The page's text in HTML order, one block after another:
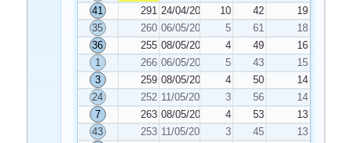
41
291 24/04/2024 10 42
19
35
260 06/05/2024 5 61
18
36
255 08/05/2024 4 49
16
1
266 06/05/2024 5 43
15
3
259 08/05/2024 4 50
14
24
252 11/05/2024 3 56
14
7
263 08/05/2024 4 53
13
43
253 11/05/2024 3 45
13